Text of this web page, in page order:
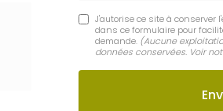
J'autorise ce site à
dans ce formulaire pour
demande. (Aucune
données conservées. Voir